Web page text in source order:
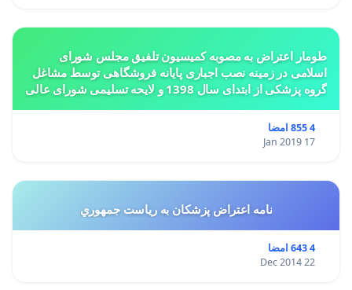
طومار اعتراض به مصوبه کمیسیون تلفیق مجلس شورای
اسلامی در زمینه نصب اجباری پایانه فروشگاهی توسط مشاغل
گروه پزشکی از ابتدای سال 1398 و لایحه تسلیمی شورای عالی
4 855 امضا
17 Jan 2019
نامه اعتراض پزشكان به رياست جمهوري
4 643 امضا
22 Dec 2014